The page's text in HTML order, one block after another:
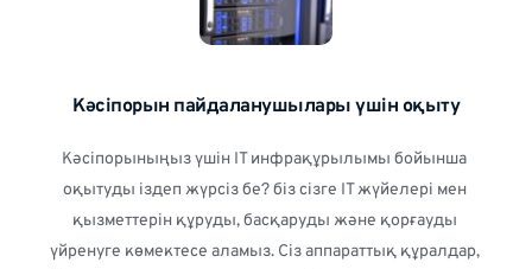
Кәсіпорын пайдаланушылары үшін оқыту
Кәсіпорыныңыз үшін IT инфрақұрылымы бойынша
оқытуды іздеп жүрсіз бе? біз сізге IT жүйелері мен
қызметтерін құруды, басқаруды және қорғауды
үйренуге көмектесе аламыз. Сіз аппараттық құралдар,